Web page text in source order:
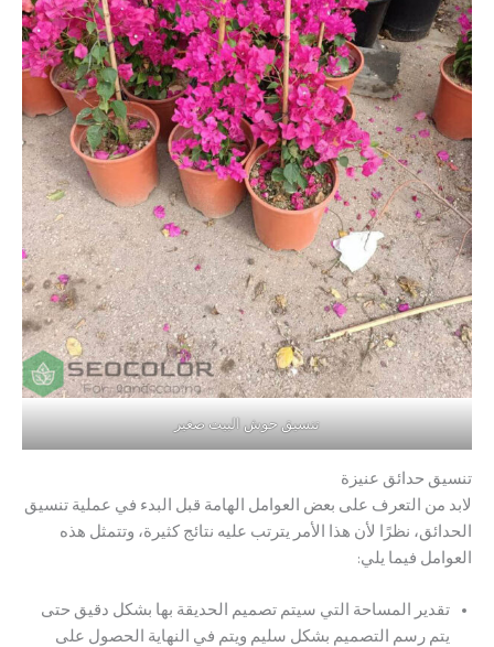
تنسيق حوش البيت صغير
تنسيق حدائق عنيزة
لابد من التعرف على بعض العوامل الهامة قبل البدء في عملية تنسيق
الحدائق، نظرًا لأن هذا الأمر يترتب عليه نتائج كثيرة، وتتمثل هذه
العوامل فيما يلي:
تقدير المساحة التي سيتم تصميم الحديقة بها بشكل دقيق حتى
يتم رسم التصميم بشكل سليم ويتم في النهاية الحصول على